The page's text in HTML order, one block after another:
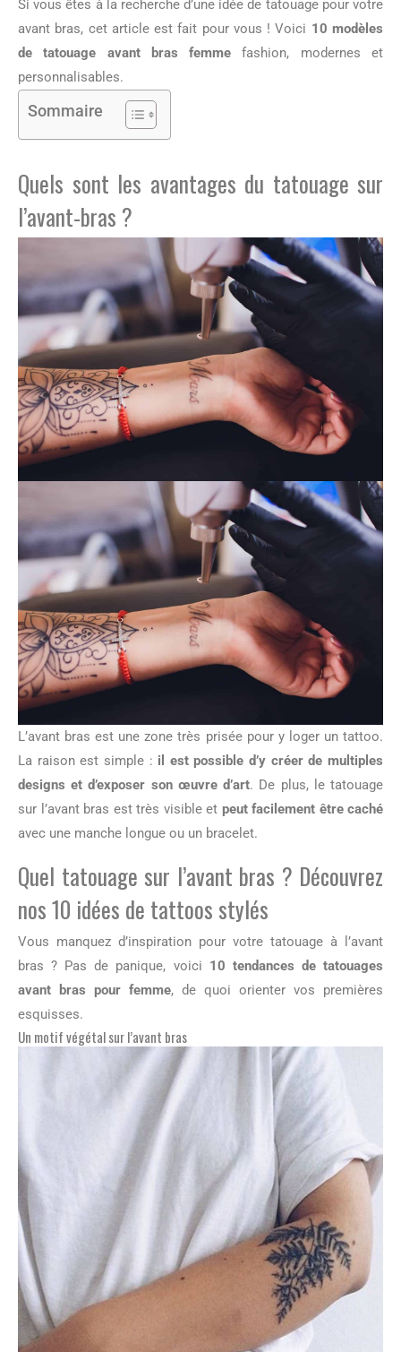
Si vous êtes à la recherche d’une idée de tatouage pour votre
avant bras, cet article est fait pour vous ! Voici 10 modèles
de tatouage avant bras femme fashion, modernes et
personnalisables.
Sommaire
Quels sont les avantages du tatouage sur
l’avant-bras ?
L’avant bras est une zone très prisée pour y loger un tattoo.
La raison est simple : il est possible d’y créer de multiples
designs et d’exposer son œuvre d’art. De plus, le tatouage
sur l’avant bras est très visible et peut facilement être caché
avec une manche longue ou un bracelet.
Quel tatouage sur l’avant bras ? Découvrez
nos 10 idées de tattoos stylés
Vous manquez d’inspiration pour votre tatouage à l’avant
bras ? Pas de panique, voici 10 tendances de tatouages
avant bras pour femme, de quoi orienter vos premières
esquisses.
Un motif végétal sur l’avant bras